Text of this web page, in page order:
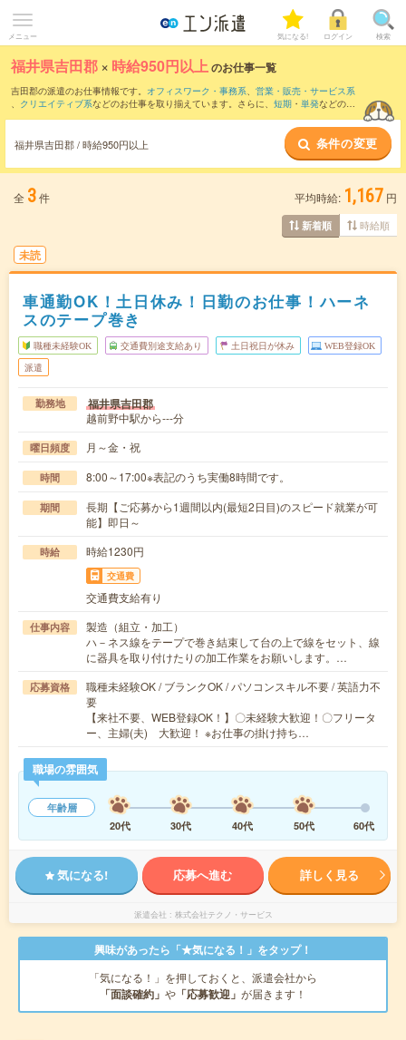
メニュー 気になる! ログイン 検索
福井県吉田郡 × 時給950円以上のお仕事一覧
吉田郡の派遣のお仕事情報です。 オフィスワーク・事務系、 営業・販売・サービス系
、 クリエイティブ系などのお仕事を取り揃えています。さらに、 短期 ・ 単発などの期
時給1100円以上 ・1800円以上の求人はこちら
当サイトでは法令を遵守し、最低賃金以上の求人のみを掲載しています。
福井県吉田郡 / 時給950円以上 条件の変更
全 3件 平均時給: 1,167 円
新着順 時給順
未読
車通勤OK！土日休み！日勤のお仕事！ハーネ
スのテープ巻き
職種未経験OK 交通費別途支給あり 土日祝日が休み WEB登録OK
派遣
勤務地 福井県吉田郡
越前野中駅から---分
曜日頻度 月～金・祝
時間 8:00～17:00※表記のうち実働8時間です。
期間
長期【ご応募から1週間以内(最短2日目)のスピード就業が可
能】即日～
時給 時給1230円
交通費
交通費支給有り
仕事内容
製造（組立・加工）
ハ－ネス線をテープで巻き結束して台の上で線をセット、線
に器具を取り付けたりの加工作業をお願いします。…
応募資格
職種未経験OK / ブランクOK / パソコンスキル不要 / 英語力不
要
【来社不要、WEB登録OK！】〇未経験大歓迎！〇フリータ
ー、主婦(夫) 大歓迎！ ※お仕事の掛け持ち…
職場の雰囲気
年齢層
20代
30代 40代 50代 60代
気になる! 応募へ進む 詳しく見る
派遣会社 株式会社テクノ・サービス
興味があったら「★気になる！」をタップ！
「気になる！」を押しておくと、派遣会社から
「面談確約」 や 「応募歓迎」 が届きます！